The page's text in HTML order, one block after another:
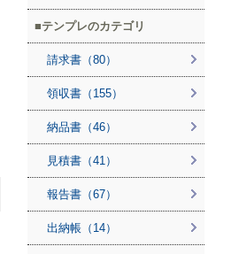
テンプレのカテゴリ
請求書（80）
領収書（155）
納品書（46）
見積書（41）
報告書（67）
出納帳（14）